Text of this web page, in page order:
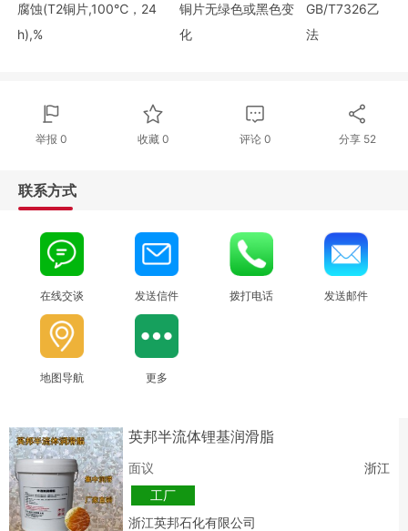
腐蚀(T2铜片,100℃，24
h),%
铜片无绿色或黑色变
化
GB/T7326乙
法
举报 0 收藏 0 评论 0 分享 52
联系方式
在线交谈 发送信件 拨打电话 发送邮件
地图导航 更多
英邦半流体锂基润滑脂
面议
浙江
工厂
浙江英邦石化有限公司